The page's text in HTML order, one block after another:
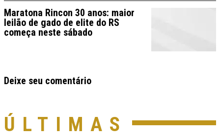
Maratona Rincon 30 anos: maior
leilão de gado de elite do RS
começa neste sábado
Deixe seu comentário
ÚLTIMAS